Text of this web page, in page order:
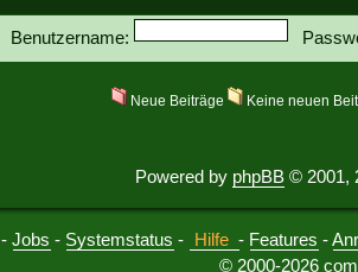
Benutzername:
Neue Beiträge Keine neuen
Powered by phpBB © 2001,
-Jobs - Systemstatus - Hilfe - Features -
© 2000-2026